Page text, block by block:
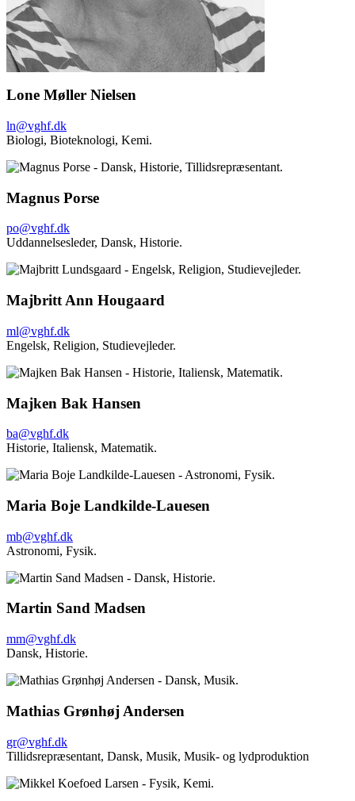
Lone Møller Nielsen
ln@vghf.dk
Biologi, Bioteknologi, Kemi.
Magnus Porse
po@vghf.dk
Uddannelsesleder, Dansk, Historie.
Majbritt Ann Hougaard
ml@vghf.dk
Engelsk, Religion, Studievejleder.
Majken Bak Hansen
ba@vghf.dk
Historie, Italiensk, Matematik.
Maria Boje Landkilde-Lauesen
mb@vghf.dk
Astronomi, Fysik.
Martin Sand Madsen
mm@vghf.dk
Dansk, Historie.
Mathias Grønhøj Andersen
gr@vghf.dk
Tillidsrepræsentant, Dansk, Musik, Musik- og lydproduktion